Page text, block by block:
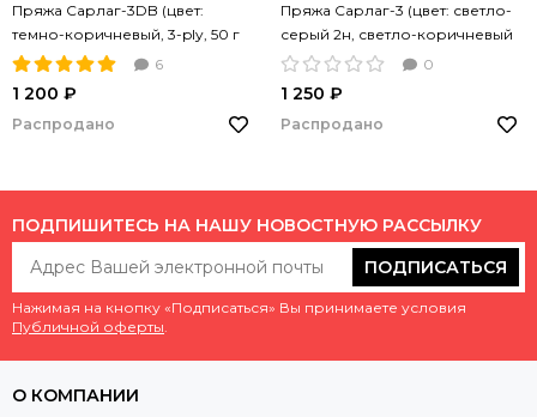
Пряжа Сарлаг-3DB (цвет:
темно-коричневый, 3-ply, 50 г
200 м)
6
1 200 ₽
Распродано
Пряжа Сарлаг-3 (цвет: светло-
серый 2н, светло-коричневый
1н, 50 г 200 м)
0
1 250 ₽
Распродано
ПОДПИШИТЕСЬ НА НАШУ НОВОСТНУЮ РАССЫЛКУ
ПОДПИСАТЬСЯ
Нажимая на кнопку «Подписаться» Вы принимаете условия
Публичной оферты.
О КОМПАНИИ